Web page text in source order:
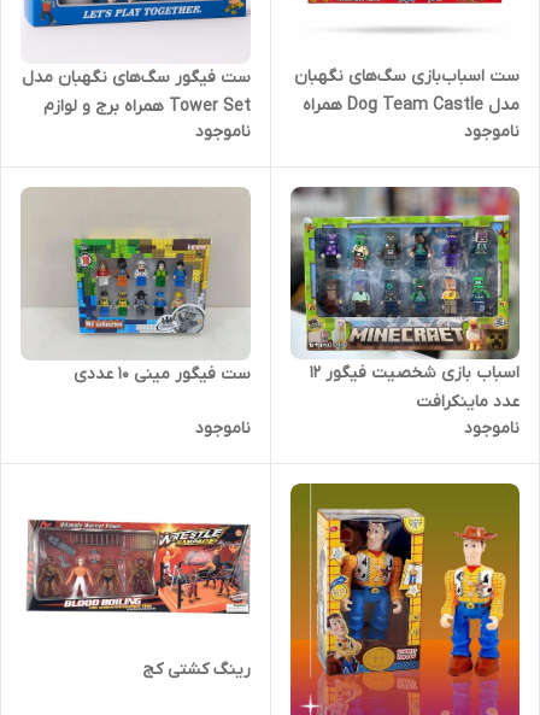
ست اسباب‌بازی سگ‌های نگهبان
مدل Dog Team Castle همراه
اژدها و لوازم جانبی
ناموجود
ست فیگور سگ‌های نگهبان مدل
Tower Set همراه برج و لوازم
جانبی
ناموجود
اسباب بازی شخصیت فیگور 12
عدد ماینکرافت
ناموجود
ست فیگور مینی ۱۰ عددی
ناموجود
رینگ کشتی کج